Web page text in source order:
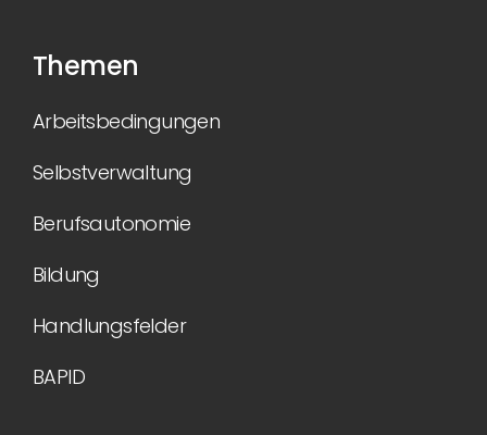
Themen
Arbeitsbedingungen
Selbstverwaltung
Berufsautonomie
Bildung
Handlungsfelder
BAPID